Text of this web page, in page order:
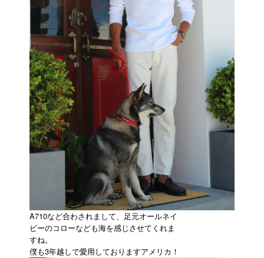
A710など合わされまして、足元オールネイ
ビーのコローなども海を感じさせてくれま
すね。
僕も3年越しで愛用しておりますアメリカ！